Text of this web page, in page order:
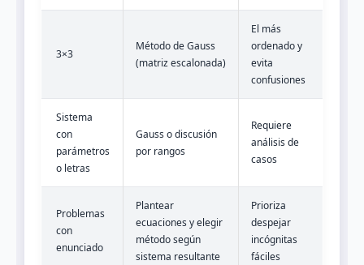
3×3
Método de Gauss
(matriz escalonada)
El más
ordenado y
evita
confusiones
Sistema
con
parámetros
o letras
Gauss o discusión
por rangos
Requiere
análisis de
casos
Problemas
con
enunciado
Plantear
ecuaciones y elegir
método según
sistema resultante
Prioriza
despejar
incógnitas
fáciles